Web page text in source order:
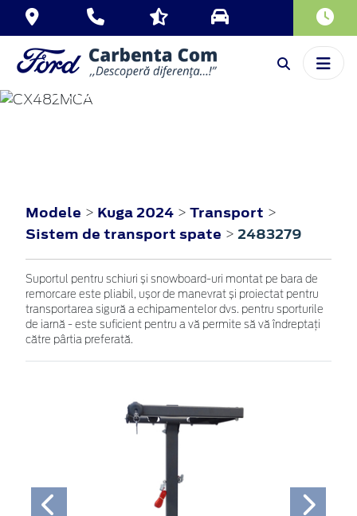
KUGA
Modele > Kuga 2024 > Transport >
Sistem de transport spate > 2483279
Suportul pentru schiuri și snowboard-uri montat pe bara de
remorcare este pliabil, ușor de manevrat și proiectat pentru
transportarea sigură a echipamentelor dvs. pentru sporturile
de iarnă - este suficient pentru a vă permite să vă îndreptați
către pârtia preferată.